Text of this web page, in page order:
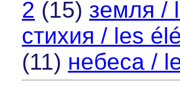
2 (15) земля /
стихия / les
(11) небеса /